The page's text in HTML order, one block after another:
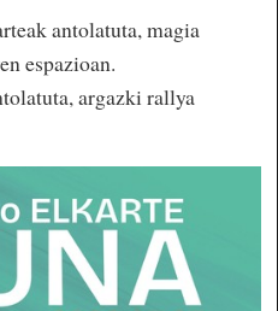
antolatuta, magia
espazioan.
argazki rallya